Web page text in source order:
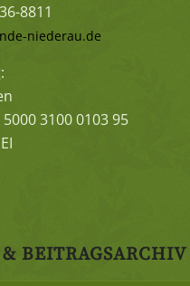
8811
niederau.de
3100 0103 95
BEITRAGSARCHIV